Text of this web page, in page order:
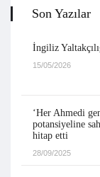
Son Yazılar
İngiliz
15/05/2026
‘Her Ahmedi
potansiyeline
hitap etti
28/09/2025